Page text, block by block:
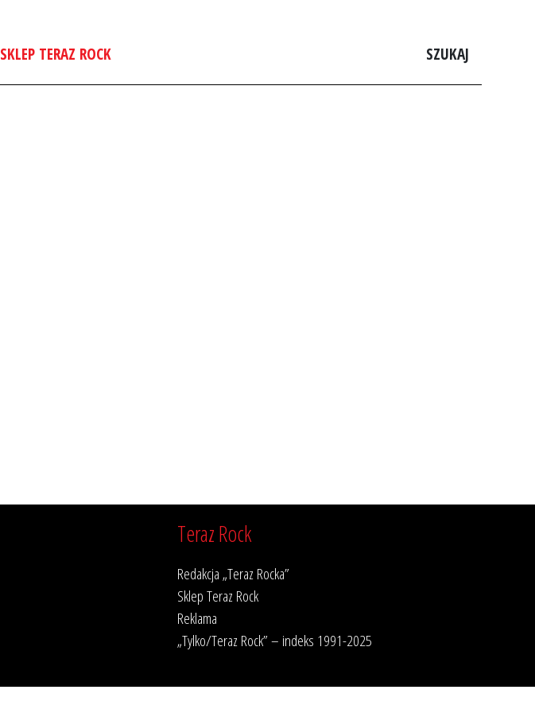
SKLEP TERAZ ROCK SZUKAJ
Teraz Rock
Redakcja „Teraz Rocka”
Sklep Teraz Rock
Reklama
„Tylko/Teraz Rock” – indeks 1991-2025